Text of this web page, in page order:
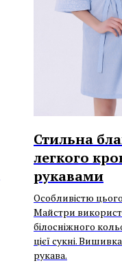
Стильна
легкого
рукавами
Особливістю
Майстри
білосніжного
цієї сукні.
рукава.